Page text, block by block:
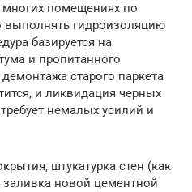
многих помещениях по
выполнять гидроизоляцию
базируется на
и пропитанного
старого паркета
и ликвидация черных
немалых усилий и
штукатурка стен (как
новой цементной